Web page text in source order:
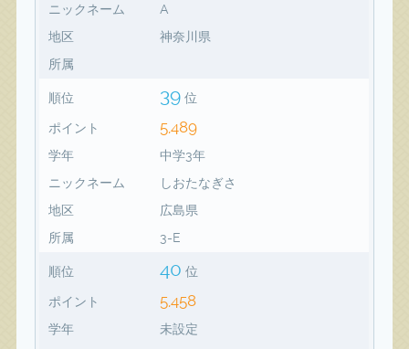
ニックネーム
A
地区
神奈川県
所属
順位 39 位
ポイント 5,489
学年
中学3年
ニックネーム
しおたなぎさ
地区
広島県
所属
3-E
順位 40 位
ポイント 5,458
学年
未設定